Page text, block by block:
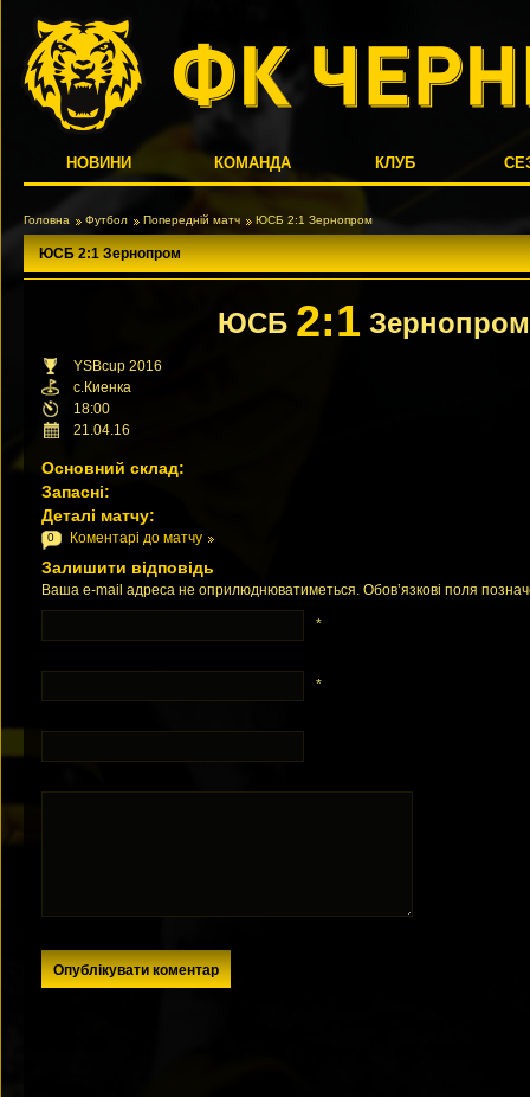
НОВИНИ КОМАНДА КЛУБ
Головна Футбол Попередній матч ЮСБ 2:1 Зернопром
ЮСБ 2:1 Зернопром
ЮСБ 2:1 Зернопром
YSBcup 2016
с.Киенка
18:00
21.04.16
Основний склад:
Запасні:
Деталі матчу:
0 Коментарі до матчу
Залишити відповідь
Ваша e-mail адреса не оприлюднюватиметься. Обов’язкові поля
*
*